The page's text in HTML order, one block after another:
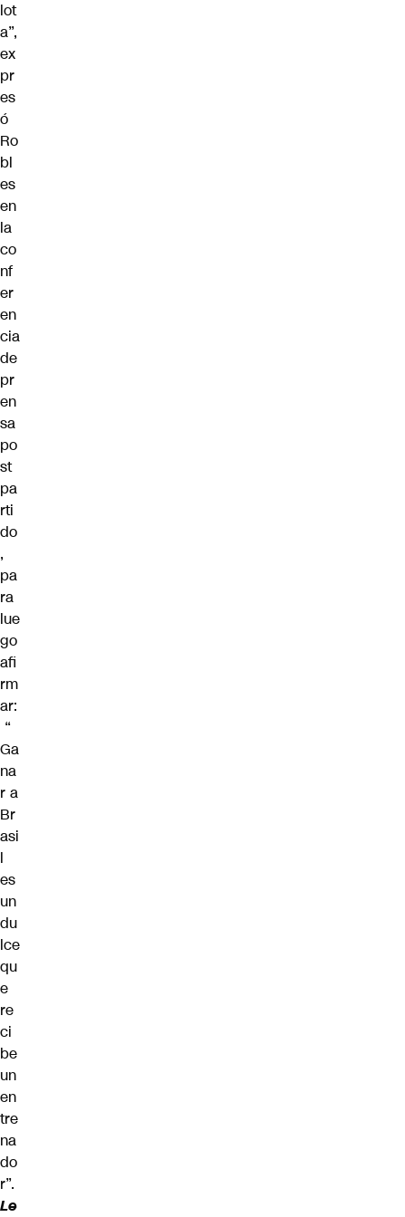
lot
a”,
ex
pr
es
ó
Ro
bl
es
en
la
co
nf
er
en
cia
de
pr
en
sa
po
st
pa
rti
do
,
pa
ra
lue
go
afi
rm
ar:
“
Ga
na
r a
Br
asi
l
es
un
du
lce
qu
e
re
ci
be
un
en
tre
na
do
r”.
Le